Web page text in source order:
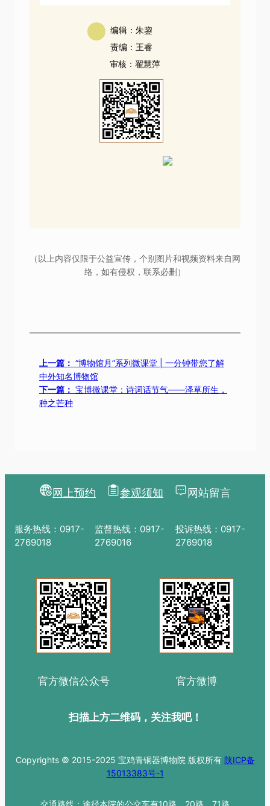
编辑：朱鋆
责编：王睿
审核：翟慧萍
（以上内容仅限于公益宣传，个别图片和视频资料来自网
络，如有侵权，联系必删）
上一篇： “博物馆月”系列微课堂 | 一分钟带您了解
中外知名博物馆
下一篇： 宝博微课堂：诗词话节气——泽草所生，
种之芒种
网上预约 参观须知 网站留言
服务热线：0917-
2769018
监督热线：0917-
2769016
投诉热线：0917-
2769018
官方微信公众号 官方微博
扫描上方二维码，关注我吧！
Copyrights © 2015-2025 宝鸡青铜器博物院 版权所有 陕ICP备
15013383号-1
交通路线：途径本院的公交车有10路、20路、71路